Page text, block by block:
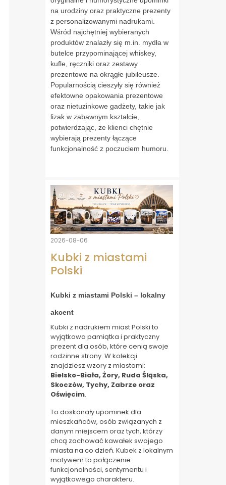
na urodziny oraz praktyczne prezenty
z personalizowanymi nadrukami.
Wśród najchętniej wybieranych
produktów znalazły się m.in. mydła w
butelce przypominającej whiskey,
kufle, ręczniki oraz zestawy
prezentowe na okrągłe jubileusze.
Popularnością cieszyły się również
efektowne opakowania prezentowe
oraz nietuzinkowe gadżety, takie jak
lizak w zabawnym kształcie,
potwierdzając, że klienci chętnie
wybierają prezenty łączące
funkcjonalność z poczuciem humoru.
2026-08-06
Kubki z miastami
Polski
Kubki z miastami Polski – lokalny
akcent
Kubki z nadrukiem miast Polski to
wyjątkowa pamiątka i praktyczny
prezent dla osób, które cenią swoje
rodzinne strony. W kolekcji
znajdziesz wzory z miastami:
Bielsko-Biała, Żory, Ruda Śląska,
Skoczów, Tychy, Zabrze oraz
Oświęcim.
To doskonały upominek dla
mieszkańców, osób związanych z
danym miejscem oraz tych, którzy
chcą zachować kawałek swojego
miasta na co dzień. Kubek z lokalnym
motywem to połączenie
funkcjonalności, sentymentu i
wyjątkowego charakteru.